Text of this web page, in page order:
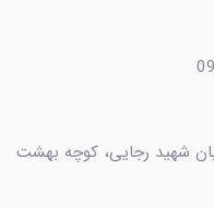
شهید رجایی، کوچه بهشت